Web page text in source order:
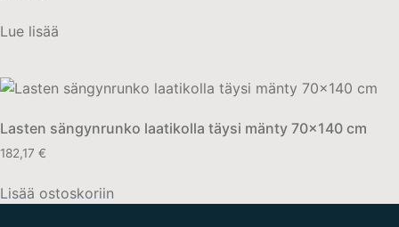
Lue lisää
Lasten sängynrunko laatikolla täysi mänty 70×140 cm
182,17 €
Lisää ostoskoriin